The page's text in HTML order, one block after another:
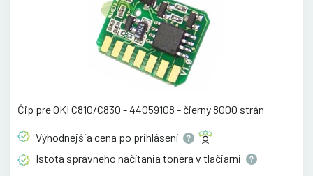
Čip pre OKI C810/C830 - 44059108 - čierny 8000 strán
Výhodnejšia cena po prihlásení
Istota správneho načítania tonera v tlačiarni